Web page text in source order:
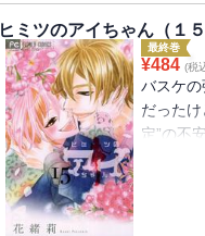
た・・・
ヒミツのアイちゃん（１５
最終巻
¥484 (税
バスケ
だった
定”の不
ない！